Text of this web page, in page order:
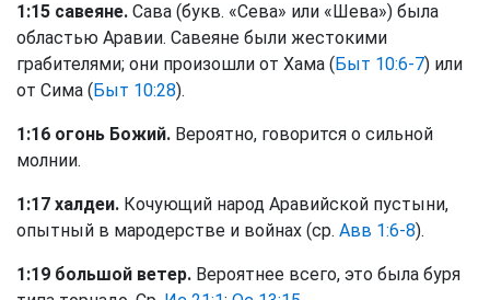
1:15 савеяне. Сава (букв. «Сева» или «Шева») была
областью Аравии. Савеяне были жестокими
грабителями; они произошли от Хама (Быт 10:6-7) или
от Сима (Быт 10:28).
1:16 огонь Божий. Вероятно, говорится о сильной
молнии.
1:17 халдеи. Кочующий народ Аравийской пустыни,
опытный в мародерстве и войнах (ср. Авв 1:6-8).
1:19 большой ветер. Вероятнее всего, это была буря